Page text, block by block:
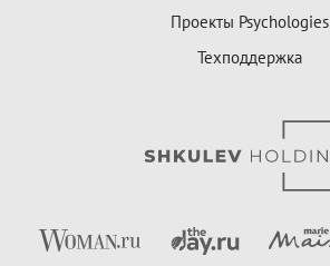
Проекты Psychologies
Техподдержка